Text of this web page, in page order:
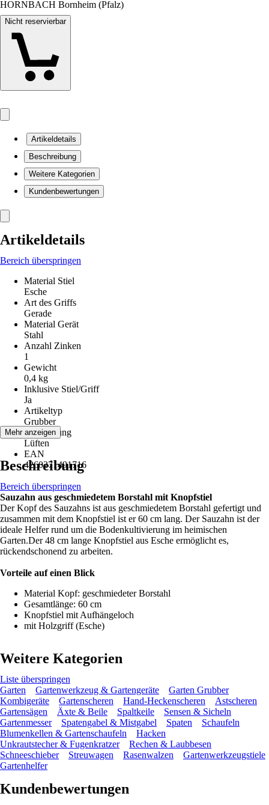
HORNBACH Bornheim (Pfalz)
Nicht reservierbar
Artikeldetails
Beschreibung
Weitere Kategorien
Kundenbewertungen
Artikeldetails
Bereich überspringen
Material Stiel
Esche
Art des Griffs
Gerade
Material Gerät
Stahl
Anzahl Zinken
1
Gewicht
0,4 kg
Inklusive Stiel/Griff
Ja
Artikeltyp
Grubber
Anwendung
Lüften
EAN
4260271491716
Mehr anzeigen
Beschreibung
Bereich überspringen
Sauzahn aus geschmiedetem Borstahl mit Knopfstiel
Der Kopf des Sauzahns ist aus geschmiedetem Borstahl gefertigt und
zusammen mit dem Knopfstiel ist er 60 cm lang. Der Sauzahn ist der
ideale Helfer rund um die Bodenkultivierung im heimischen
Garten.Der 48 cm lange Knopfstiel aus Esche ermöglicht es,
rückendschonend zu arbeiten.
Vorteile auf einen Blick
Material Kopf: geschmiedeter Borstahl
Gesamtlänge: 60 cm
Knopfstiel mit Aufhängeloch
mit Holzgriff (Esche)
Weitere Kategorien
Liste überspringen
Garten
Gartenwerkzeug & Gartengeräte
Garten Grubber
Kombigeräte
Gartenscheren Hand-Heckenscheren
Astscheren
Gartensägen
Äxte & Beile Spaltkeile
Sensen & Sicheln
Gartenmesser
Spatengabel & Mistgabel Spaten
Schaufeln
Blumenkellen & Gartenschaufeln
Hacken
Unkrautstecher & Fugenkratzer
Rechen & Laubbesen
Schneeschieber
Streuwagen Rasenwalzen
Gartenwerkzeugstiele
Gartenhelfer
Kundenbewertungen